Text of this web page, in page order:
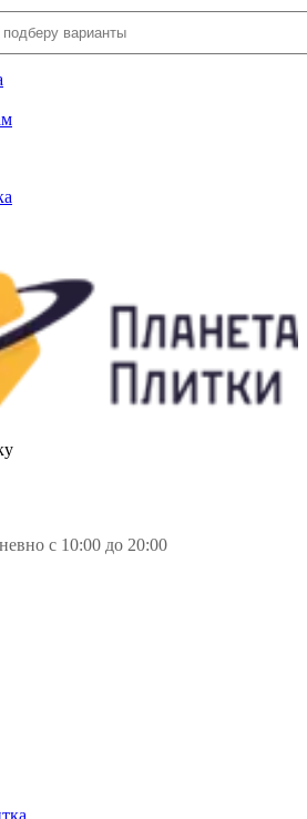
с 10:00 до 20:00